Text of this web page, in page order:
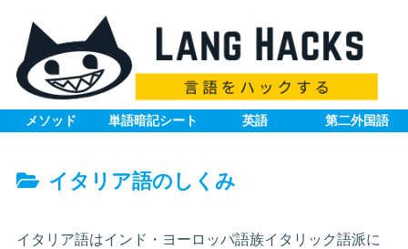
メソッド 単語暗記シート 英語 第二外国語
イタリア語のしくみ
イタリア語はインド・ヨーロッパ語族イタリック語派に